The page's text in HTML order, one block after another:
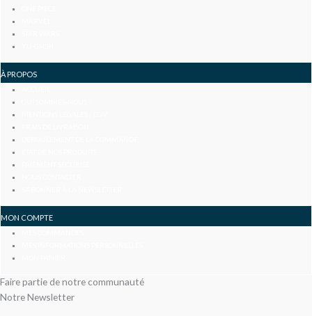
À PROPOS
MON COMPTE
Faire partie de notre communauté
Notre Newsletter